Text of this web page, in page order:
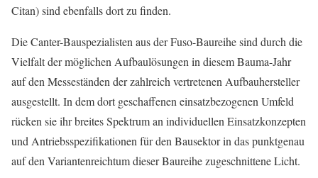
Citan) sind ebenfalls dort zu finden.
Die Canter-Bauspezialisten aus der Fuso-Baureihe sind durch die
Vielfalt der möglichen Aufbaulösungen in diesem Bauma-Jahr
auf den Messeständen der zahlreich vertretenen Aufbauhersteller
ausgestellt. In dem dort geschaffenen einsatzbezogenen Umfeld
rücken sie ihr breites Spektrum an individuellen Einsatzkonzepten
und Antriebsspezifikationen für den Bausektor in das punktgenau
auf den Variantenreichtum dieser Baureihe zugeschnittene Licht.